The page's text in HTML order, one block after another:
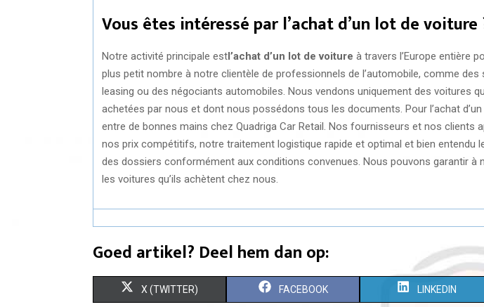
Vous êtes intéressé par l’achat d’un lot de voiture
Notre activité principale estl’achat d’un lot de voiture à travers l’Europe entière
plus petit nombre à notre clientèle de professionnels de l’automobile, comme
leasing ou des négociants automobiles. Nous vendons uniquement des voitures
achetées par nous et dont nous possédons tous les documents. Pour l’achat
entre de bonnes mains chez Quadriga Car Retail. Nos fournisseurs et nos clients
nos prix compétitifs, notre traitement logistique rapide et optimal et bien entendu
des dossiers conformément aux conditions convenues. Nous pouvons garantir à
les voitures qu’ils achètent chez nous.
Goed artikel? Deel hem dan op:
S
X (TWITTER) S
FACEBOOK S
LINKEDIN